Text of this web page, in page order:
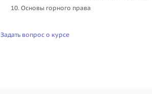
Основы горного права
Задать вопрос о курсе